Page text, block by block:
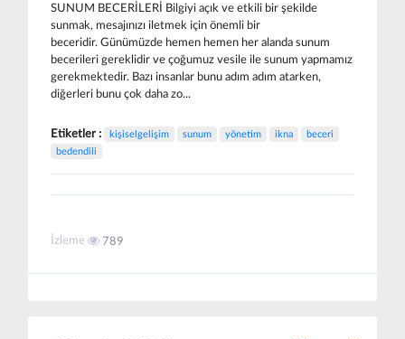
SUNUM BECERİLERİ Bilgiyi açık ve etkili bir şekilde
sunmak, mesajınızı iletmek için önemli bir
beceridir. Günümüzde hemen hemen her alanda sunum
becerileri gereklidir ve çoğumuz vesile ile sunum yapmamız
gerekmektedir. Bazı insanlar bunu adım adım atarken,
diğerleri bunu çok daha zo...
Etiketler : kişiselgelişim sunum yönetim ikna
beceri
bedendili
İzleme 789